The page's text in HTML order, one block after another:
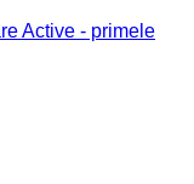
Active - primele